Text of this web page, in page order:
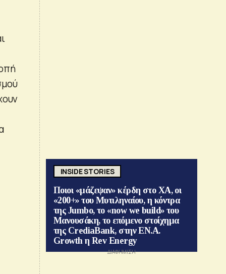
INSIDE STORIES
Ποιοι «μάζεψαν» κέρδη στο ΧΑ, οι
«200+» του Μυτιληναίου, η κόντρα
της Jumbo, το «now we build» του
Μανουσάκη, το επόμενο στοίχημα
της CrediaBank, στην ΕΝ.Α.
Growth η Rev Energy